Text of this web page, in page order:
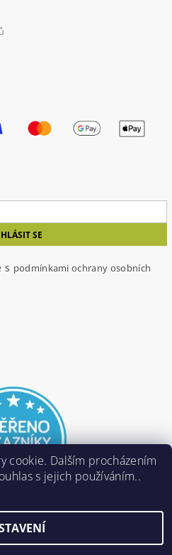
spodmínkami
s podmínkami ochrany osobních
, všechna práva vyhrazena
cookie. Dalším procházením
s jejich používáním..